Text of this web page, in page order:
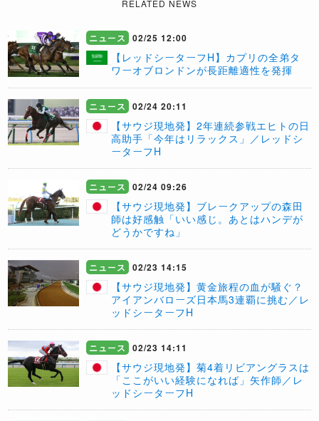
RELATED NEWS
ニュース 02/25 12:00
【レッドシーターフH】カプリの全弟タ
ワーオブロンドンが長距離適性を発揮
ニュース 02/24 20:11
【サウジ現地発】2年連続参戦エヒトの日
高助手「今年はリラックス」／レッドシ
ーターフH
ニュース 02/24 09:26
【サウジ現地発】ブレークアップの森田
師は好感触「いい感じ。あとはハンデが
どうかですね」
ニュース 02/23 14:15
【サウジ現地発】黄金旅程の血が騒ぐ？
アイアンバローズ日本馬3連覇に挑む／レ
ッドシーターフH
ニュース 02/23 14:11
【サウジ現地発】菊4着リビアングラスは
「ここがいい経験になれば」矢作師／レ
ッドシーターフH